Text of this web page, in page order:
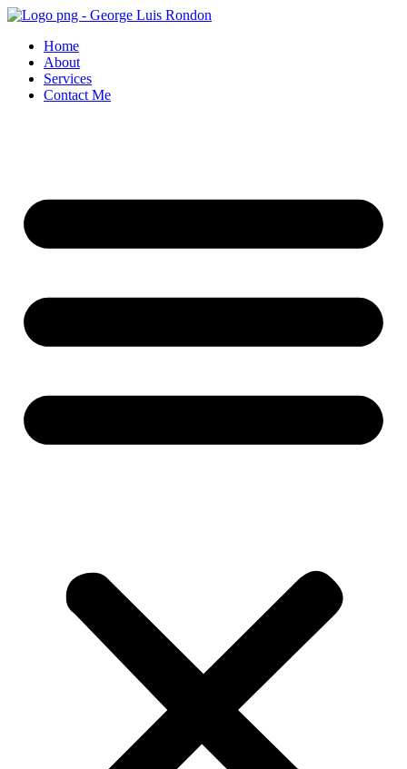
Skip
contentHome
About
Services
Contact Me